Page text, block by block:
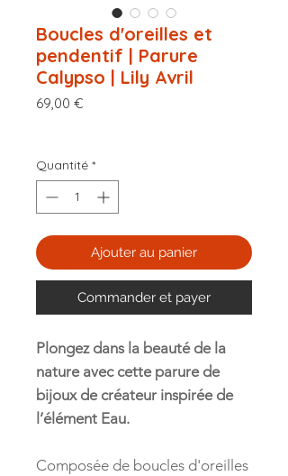
Boucles d'oreilles et
pendentif | Parure
Calypso | Lily Avril
69,00 €
Quantité *
Ajouter au panier
Commander et payer
Plongez dans la beauté de la
nature avec cette parure de
bijoux de créateur inspirée de
l’élément Eau.
Composée de boucles d'oreilles